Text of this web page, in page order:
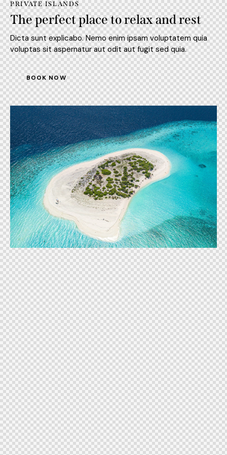
PRIVATE ISLANDS
The perfect place to relax and rest
Dicta sunt explicabo. Nemo enim ipsam voluptatem quia
voluptas sit aspernatur aut odit aut fugit sed quia.
BOOK NOW